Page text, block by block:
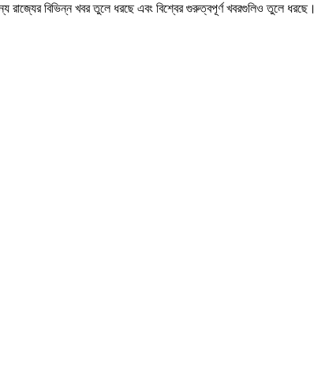
বিভিন্ন খবর তুলে ধরছে এবং বিশ্বের গুরুত্বপূর্ণ খবরগুলিও তুলে ধরছে।